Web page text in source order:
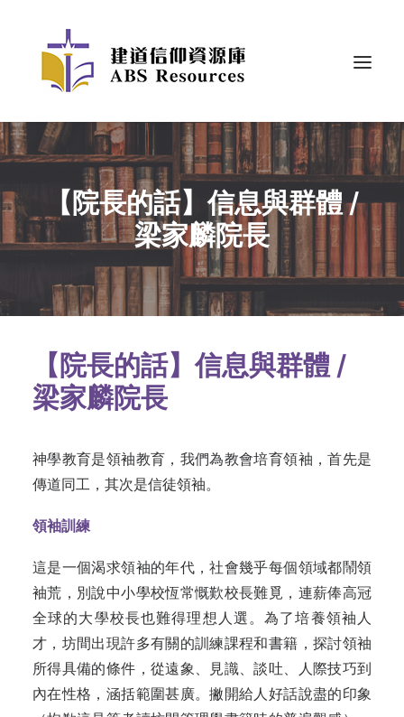
【院長的話】信息與群體 /
梁家麟院長
【院長的話】信息與群體 /
梁家麟院長
神學教育是領袖教育，我們為教會培育領袖，首先是
傳道同工，其次是信徒領袖。
領袖訓練
這是一個渴求領袖的年代，社會幾乎每個領域都鬧領
袖荒，別說中小學校恆常慨歎校長難覓，連薪俸高冠
全球的大學校長也難得理想人選。為了培養領袖人
才，坊間出現許多有關的訓練課程和書籍，探討領袖
所得具備的條件，從遠象、見識、談吐、人際技巧到
內在性格，涵括範圍甚廣。撇開給人好話說盡的印象